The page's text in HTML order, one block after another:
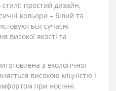
простий дизайн,
кольори – білий та
сучасні
високої якості та
з екологічної
високою міцністю і
при носінні.